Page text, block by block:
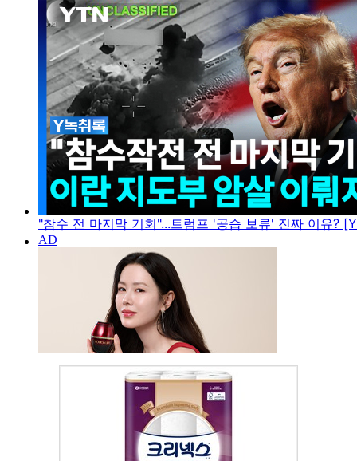
"참수 전 마지막 기회"...트럼프 '공습 보류' 진짜 이유?